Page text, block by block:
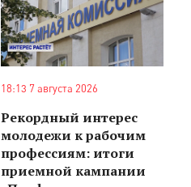
18:13 7 августа 2026
Рекордный интерес
молодежи к рабочим
профессиям: итоги
приемной кампании